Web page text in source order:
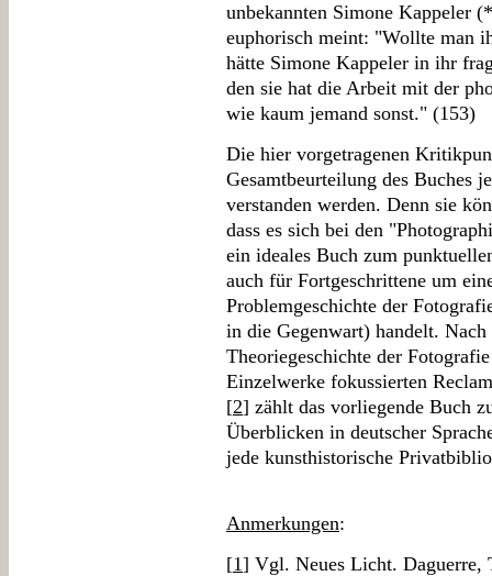
unbekannten Simone Kappeler
euphorisch meint: "Wollte man
hätte Simone Kappeler in ihr
den sie hat die Arbeit mit der
wie kaum jemand sonst." (153)
Die hier vorgetragenen
Gesamtbeurteilung des Buches
verstanden werden. Denn sie
dass es sich bei den
ein ideales Buch zum
auch für Fortgeschrittene um
Problemgeschichte der
in die Gegenwart) handelt.
Theoriegeschichte der
Einzelwerke fokussierten
[2] zählt das vorliegende Buch
Überblicken in deutscher
jede kunsthistorische
Anmerkungen:
[1] Vgl. Neues Licht. Daguerre,